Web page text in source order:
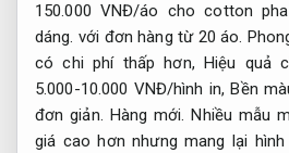
150.000 VNĐ/áo cho cotton
dáng. với đơn hàng từ 20 áo.
có chi phí thấp hơn,Hiệu quả
5.000-10.000 VNĐ/hình in,Bền
đơn giản. Hàng mới. Nhiều mẫu
giá cao hơn nhưng mang lại